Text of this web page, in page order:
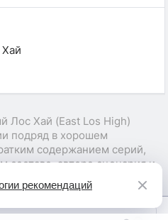
Лос Хай (East Los High)
подряд в хорошем
содержанием серий,
составе, авторе сценария и
рекомендаций